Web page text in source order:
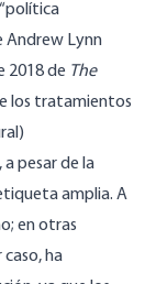
Andrew Lynn
2018 de The
los tratamientos
pesar de la
amplia. A
en otras
caso, ha